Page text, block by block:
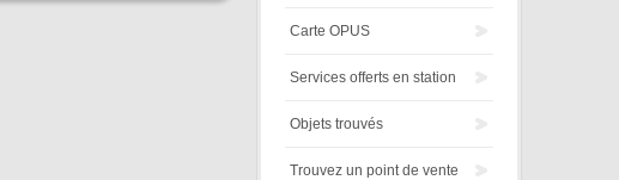
Carte OPUS
Services offerts en station
Objets trouvés
Trouvez un point de vente